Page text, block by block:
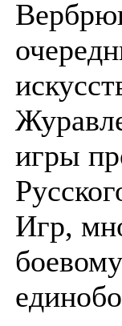
игры
Игр,